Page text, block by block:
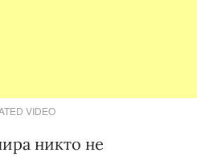
VIDEO
никто не